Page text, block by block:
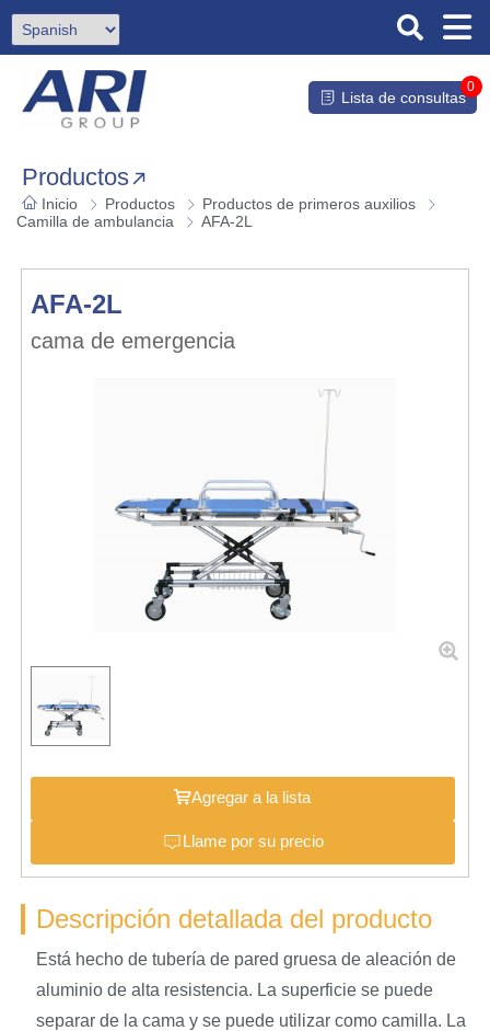
Lista de consultas
0
Productos
Inicio Productos
Productos de primeros auxilios
Camilla de ambulancia
AFA-2L
AFA-2L
cama de emergencia
Agregar a la lista
Llame por su precio
Descripción detallada del producto
Está hecho de tubería de pared gruesa de aleación de
aluminio de alta resistencia. La superficie se puede
separar de la cama y se puede utilizar como camilla. La